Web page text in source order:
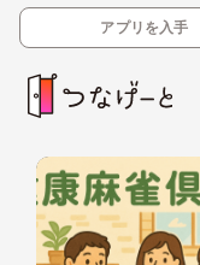
アプリを入手